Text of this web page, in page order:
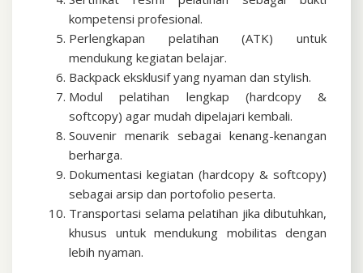
kompetensi profesional.
Perlengkapan pelatihan (ATK) untuk
mendukung kegiatan belajar.
Backpack eksklusif yang nyaman dan stylish.
Modul pelatihan lengkap (hardcopy &
softcopy) agar mudah dipelajari kembali.
Souvenir menarik sebagai kenang-kenangan
berharga.
Dokumentasi kegiatan (hardcopy & softcopy)
sebagai arsip dan portofolio peserta.
Transportasi selama pelatihan jika dibutuhkan,
khusus untuk mendukung mobilitas dengan
lebih nyaman.